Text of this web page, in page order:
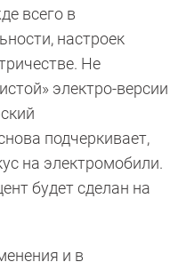
всего в
настроек
Не
электро-версии
подчеркивает,
на электромобили.
будет сделан на
и в